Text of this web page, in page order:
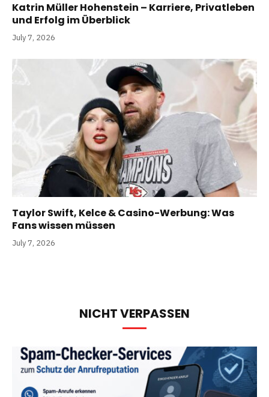
Katrin Müller Hohenstein – Karriere, Privatleben
und Erfolg im Überblick
July 7, 2026
Taylor Swift, Kelce & Casino-Werbung: Was
Fans wissen müssen
July 7, 2026
NICHT VERPASSEN